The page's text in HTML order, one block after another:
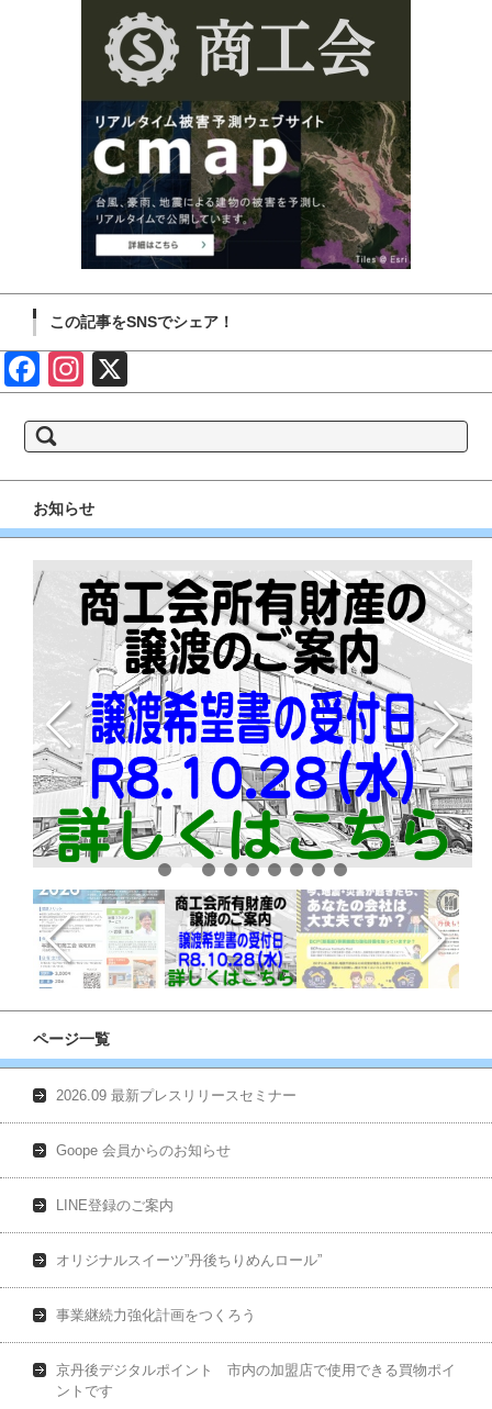
この記事をSNSでシェア！
Face Insta
索:
お知らせ
ページ一覧
2026.09 最新プレスリリースセミナー
Goope 会員からのお知らせ
LINE登録のご案内
オリジナルスイーツ”丹後ちりめんロール”
事業継続力強化計画をつくろう
京丹後デジタルポイント 市内の加盟店で使用できる買物ポイ
ントです